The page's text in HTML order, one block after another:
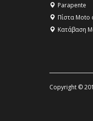
Parapente
Πίστα Moto
Κατάβαση
Copyright ©